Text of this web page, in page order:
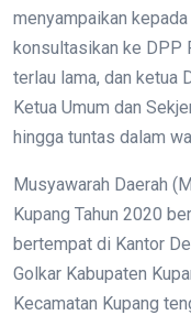
menyampaikan
konsultasikan ke DPP
terlau lama, dan ketua
Ketua Umum dan
hingga tuntas dalam
Musyawarah Daerah
Kupang Tahun 2020
bertempat di Kantor
Golkar Kabupaten
Kecamatan Kupang